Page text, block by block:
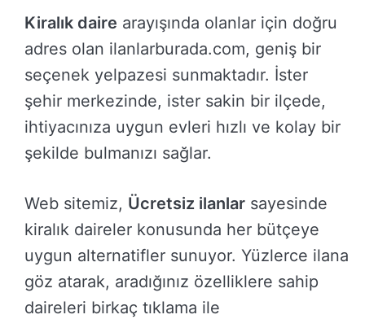
Kiralık daire arayışında olanlar için doğru
adres olan ilanlarburada.com, geniş bir
seçenek yelpazesi sunmaktadır. İster
şehir merkezinde, ister sakin bir ilçede,
ihtiyacınıza uygun evleri hızlı ve kolay bir
şekilde bulmanızı sağlar.
Web sitemiz, Ücretsiz ilanlar sayesinde
kiralık daireler konusunda her bütçeye
uygun alternatifler sunuyor. Yüzlerce ilana
göz atarak, aradığınız özelliklere sahip
daireleri birkaç tıklama ile